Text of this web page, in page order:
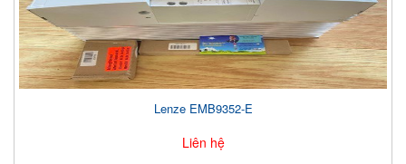
Lenze EMB9352-E
Liên hệ